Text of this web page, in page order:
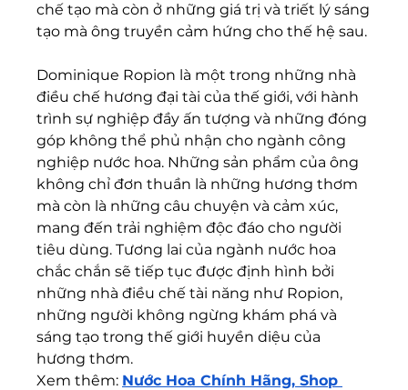
chế tạo mà còn ở những giá trị và triết lý sáng
tạo mà ông truyền cảm hứng cho thế hệ sau.
Dominique Ropion là một trong những nhà
điều chế hương đại tài của thế giới, với hành
trình sự nghiệp đầy ấn tượng và những đóng
góp không thể phủ nhận cho ngành công
nghiệp nước hoa. Những sản phẩm của ông
không chỉ đơn thuần là những hương thơm
mà còn là những câu chuyện và cảm xúc,
mang đến trải nghiệm độc đáo cho người
tiêu dùng. Tương lai của ngành nước hoa
chắc chắn sẽ tiếp tục được định hình bởi
những nhà điều chế tài năng như Ropion,
những người không ngừng khám phá và
sáng tạo trong thế giới huyền diệu của
hương thơm.
Xem thêm: Nước Hoa Chính Hãng, Shop